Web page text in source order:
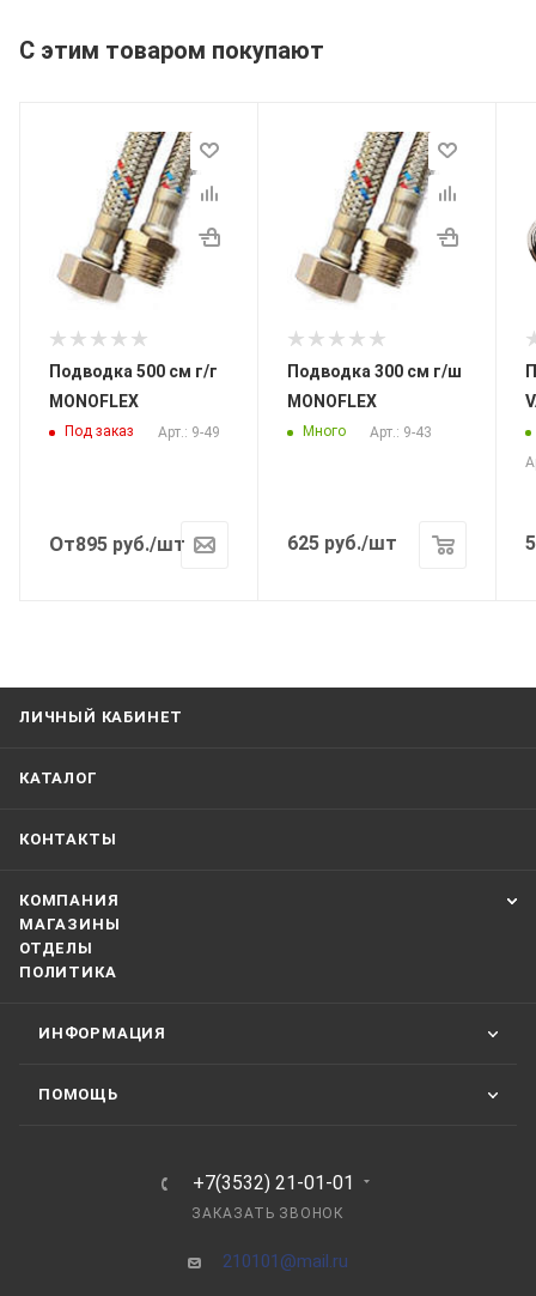
С этим товаром покупают
Подводка 500 см г/г
MONOFLEX
Под заказ Арт.: 9-49
От895 руб./шт
Подводка 300 см г/ш
MONOFLEX
Много Арт.: 9-43
625 руб./шт
ЛИЧНЫЙ КАБИНЕТ
КАТАЛОГ
КОНТАКТЫ
КОМПАНИЯ
МАГАЗИНЫ
ОТДЕЛЫ
ПОЛИТИКА
ИНФОРМАЦИЯ
ПОМОЩЬ
+7(3532) 21-01-01
ЗАКАЗАТЬ ЗВОНОК
210101@mail.ru